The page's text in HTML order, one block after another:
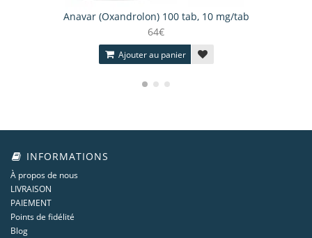
Anavar (Oxandrolon) 100 tab, 10 mg/tab
64€
Ajouter au panier
INFORMATIONS
À propos de nous
LIVRAISON
PAIEMENT
Points de fidélité
Blog